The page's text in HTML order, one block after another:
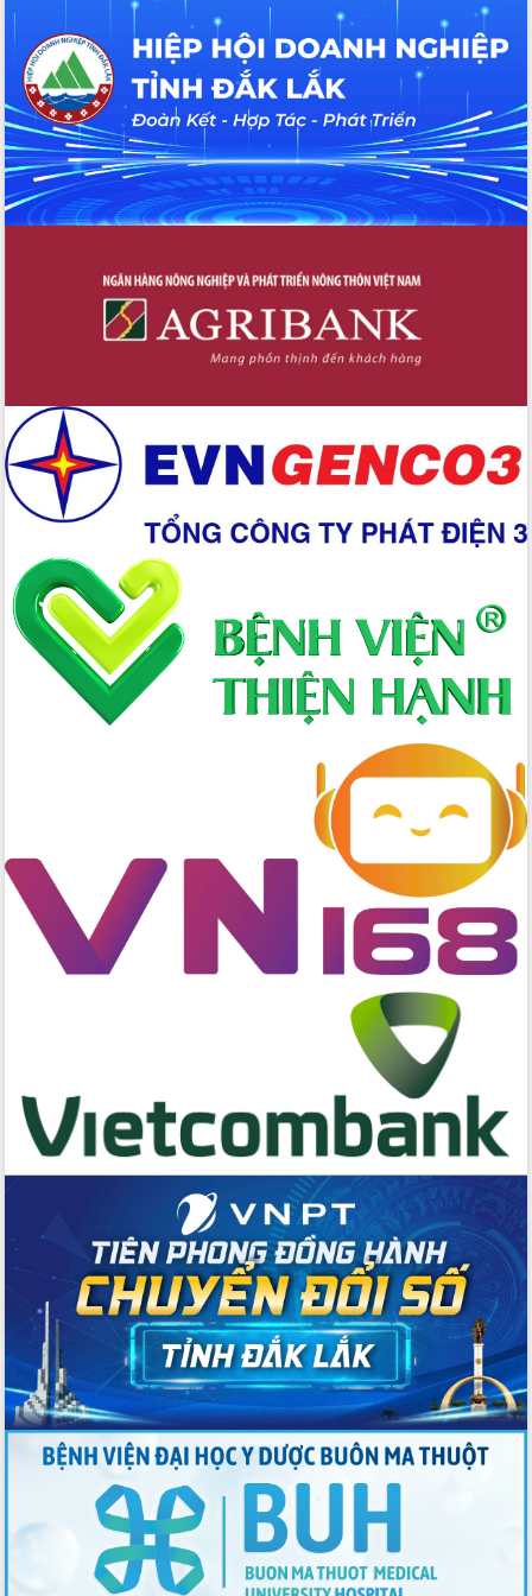
nhất, Quốc hội khóa XVI
Quyết liệt cải cách hành chính, khơi
thông nguồn lực phát triển
Nâng cao hiệu lực, hiệu quả HĐND
tỉnh thông qua hiện đại hóa hành chính
Xã Ea Phê gắn cải cách hành chính với
chuyển đổi số
Phó Chủ tịch Thường trực UBND tỉnh
Hồ Thị Nguyên Thảo làm việc tại Trung
Xây dựng nền hành chính số đồng
hành cùng nông dân dân, doanh nghiệp
Giai đoạn 2026-2030, Đắk Lắk phấn
mới
Chuyển đổi số 'mở đường' cho nông
nghiệp Đắk Lắk tăng trưởng bứt phá
Triển khai đồng bộ đo đạc, lập hồ sơ
địa chính, hoàn thiện cơ sở dữ liệu đất
Ứng dụng sinh trắc học - Bước tiến
trong hành trình chuyển đổi số tại Đắk
Lắk
Đắk Lắk nâng cao hiệu quả công tác
Đảng từ Sổ tay đảng viên điện tử
Đắk Lắk đẩy mạnh nuôi biển công
nghệ, hướng tới phát triển thủy sản
Quyền của người tiêu dùng Việt Nam
2026
Đẩy mạnh cải cách hành chính, quyết
tâm đạt được mục tiêu tăng trưởng
hai con số trong năm 2026
Nhân dân tỉnh
Bệnh án điện tử thúc đẩy chuyển đổi
số y tế tại Đắk Lắk
không gian tri thức trong thời đại số
Đánh giá, rút kinh nghiệm công tác tổ
chức diễn tập trước ngày bầu cử
Chương trình “Gặp gỡ hữu nghị –
Friendship Meeting New Year 2026”
Bầu cử Quốc hội và HĐND: Cử tri Đắk
Lắk gửi gắm niềm tin, kỳ vọng vào lá
phiếu
Đắk Lắk sẵn sàng các điều kiện cho
Ngày hội bầu cử đại biểu Quốc hội
khóa XVI và HĐND các cấp nhiệm kỳ
Đảm bảo cuộc bầu cử đại biểu Quốc
hội và đại biểu HĐND các cấp diễn ra
an toàn, hiệu quả, đúng quy định